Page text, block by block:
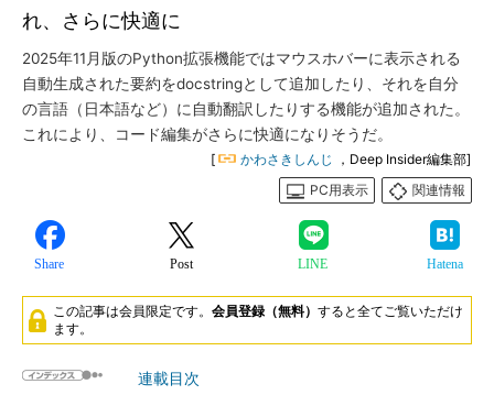
れ、さらに快適に
2025年11月版のPython拡張機能ではマウスホバーに表示される
自動生成された要約をdocstringとして追加したり、それを自分
の言語（日本語など）に自動翻訳したりする機能が追加された。
これにより、コード編集がさらに快適になりそうだ。
[ かわさきしんじ
，Deep Insider編集部]
PC用表示
関連情報
Share Post LINE Hatena
この記事は会員限定です。 会員登録（無料） すると全てご覧いただけ
ます。
連載目次